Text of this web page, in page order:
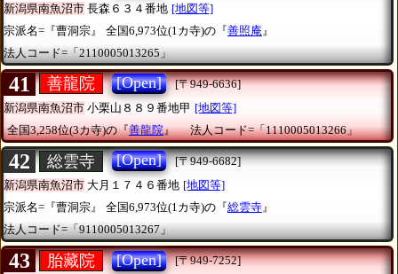
新潟県南魚沼市 長森６３４番地 [地図等]
宗派名=『曹洞宗』
全国6,973位(1カ寺)の『善照庵 』
法人コード=「2110005013265」
41 善龍院 [Open]
[〒949-6636]
新潟県南魚沼市 小栗山８８９番地甲 [地図等]
全国3,258位(3カ寺)の『善龍院』 法人コード=「1110005013266」
42 総雲寺 [Open]
[〒949-6682]
新潟県南魚沼市 大月１７４６番地 [地図等]
宗派名=『曹洞宗』
全国6,973位(1カ寺)の『総雲寺』
法人コード=「9110005013267」
43 胎藏院 [Open]
[〒949-7252]